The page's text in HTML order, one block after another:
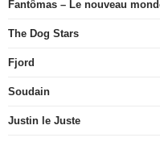
Fantômas – Le nouveau
The Dog Stars
Fjord
Soudain
Justin le Juste